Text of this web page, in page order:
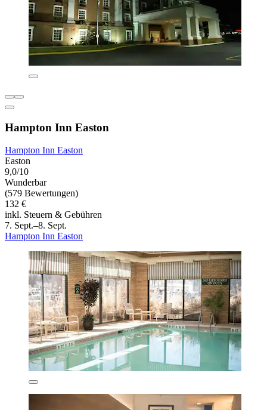
Hampton Inn Easton
Hampton Inn Easton
Easton
9,0/10
Wunderbar
(579 Bewertungen)
132 €
inkl. Steuern & Gebühren
7. Sept.–8. Sept.
Hampton Inn Easton